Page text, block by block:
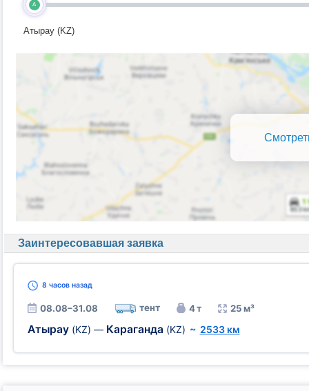
A
Атырау (KZ)
Заинтересовавшая заявка
8 часовназад
08.08–31.08 тент 4 т 25 м³
Атырау (KZ) — Караганда (KZ) ~ 2533 км